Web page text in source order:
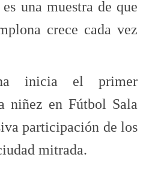
una muestra de que
crece cada vez
inicia el primer
niñez en Fútbol Sala
participación de los
mitrada.​